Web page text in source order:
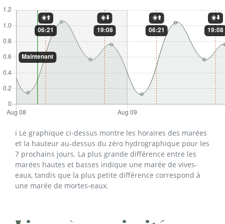
ℹ️ Le graphique ci-dessus montre les horaires des marées
et la hauteur au-dessus du zéro hydrographique pour les
7 prochains jours. La plus grande différence entre les
marées hautes et basses indique une marée de vives-
eaux, tandis que la plus petite différence correspond à
une marée de mortes-eaux.